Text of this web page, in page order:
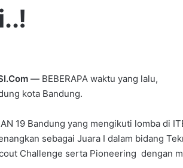
— BEBERAPA waktu yang lalu,
kota Bandung.
19 Bandung yang mengikuti lomba di
sebagai Juara I dalam bidang
Challenge serta Pioneering dengan